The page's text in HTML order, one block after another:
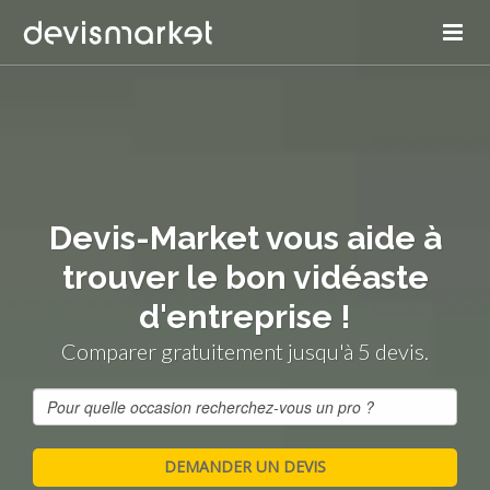
Devis-Market vous aide à
trouver le bon vidéaste
d'entreprise !
Comparer gratuitement jusqu'à 5 devis.